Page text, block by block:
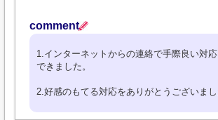
comment
1.インターネットからの連絡で手際良い対
できました。
2.好感のもてる対応をありがとうございま